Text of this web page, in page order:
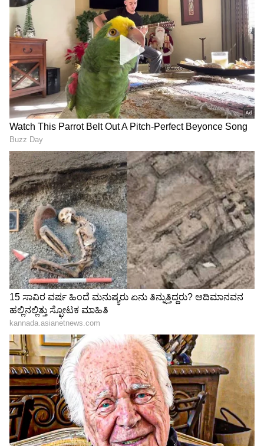
Monsoon: ರಾಜ್ಯದ 11 ಜಿಲ್ಲೆಯಲ್ಲಿ ಮುಂಗಾರು ಅಬ್ಬರದ
ಮಳೆ; ಜನಜೀವನ ಸಂಪೂರ್ಣ ಅಸ್ತವ್ಯಸ್ತ
ಜೂ.10ರಿಂದ ಜು. 9ರವರೆಗೆ ಕೊಡಗಿನಲ್ಲಿ ಭಾರಿ ವಾಹನ
ಸಂಚಾರ ನಿಷೇಧ; ಮಳೆ ಮುಂಜಾಗ್ರತೆ
3
5
Image Credit :Asianet News
ಮಳೆಯ ಅಬ್ಬರ ಹೆಚ್ಚಾಗುವ ನಿರೀಕ್ಷೆ
ರಾಜ್ಯದ ಕರಾವಳಿ ಭಾಗಗಳಲ್ಲಿ ಮಳೆಯ ಅಬ್ಬರ ಹೆಚ್ಚಾಗುವ
ನಿರೀಕ್ಷೆಯಿದ್ದು, ಉಡುಪಿ, ಉತ್ತರ ಕನ್ನಡ ಹಾಗೂ ದಕ್ಷಿಣ ಕನ್ನಡ
ಜಿಲ್ಲೆಗಳಿಗೆ ಆರೆಂಜ್ ಅಲರ್ಟ್ ಜಾರಿಯಲ್ಲಿದೆ. ಕರಾವಳಿ
ಪ್ರದೇಶದ ಜನರು ಅಗತ್ಯ ಮುನ್ನೆಚ್ಚರಿಕೆ ವಹಿಸುವಂತೆ
ಸೂಚಿಸಲಾಗಿದೆ.